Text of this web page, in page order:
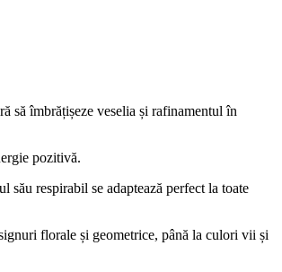
să îmbrățișeze veselia și rafinamentul în
pozitivă.
respirabil se adaptează perfect la toate
florale și geometrice, până la culori vii și